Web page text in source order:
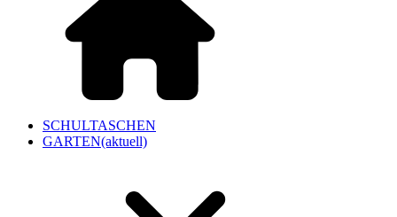
SCHULTASCHEN
GARTEN(aktuell)